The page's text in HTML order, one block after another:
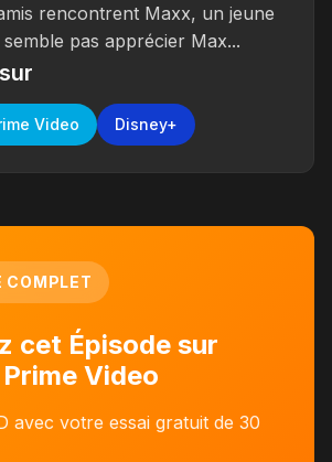
rencontrent Maxx, un jeune
pas apprécier Max...
Video Disney+
COMPLET
cet Épisode sur
Video
avec votre essai gratuit de 30